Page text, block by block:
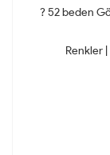
? 52 beden
Renkler